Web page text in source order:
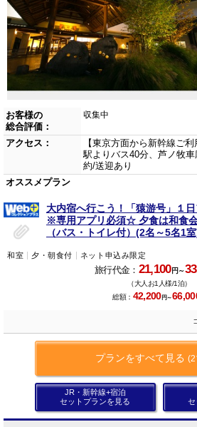
お客様の
総合評価：
収集中
アクセス：
【東京方面から新幹線ご
駅よりバス40分、芦ノ牧
約/送迎あり
オススメプラン
大内宿へ行こう！「猿游号」１
※専用アプリ必須☆ 夕食は和食
（バス・トイレ付）(2名～5名1
和室 夕・朝食付 ネット申込み限定
旅行代金： 21,100円～
（大人お1人様/1泊）
総額： 42,200円～
プランをすべて見る (2
JR・新幹線+宿泊
セットプランを見る
セ